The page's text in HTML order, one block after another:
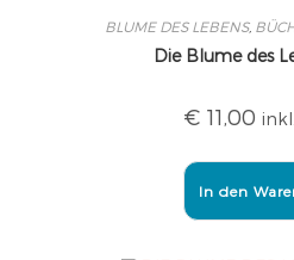
BLUME DES LEBENS,
Die Blume des
€ 11,00
In den